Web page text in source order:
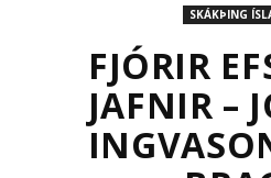
SKÁKÞING
FJÓRIR
JAFNIR –